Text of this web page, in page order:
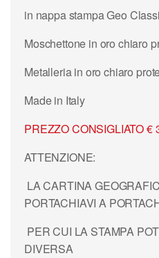
in nappa stampa Geo
Moschettone in oro chiaro
Metalleria in oro chiaro
Made in Italy
PREZZO CONSIGLIATO €
ATTENZIONE:
LA CARTINA
PORTACHIAVI A
PER CUI LA STAMPA
DIVERSA